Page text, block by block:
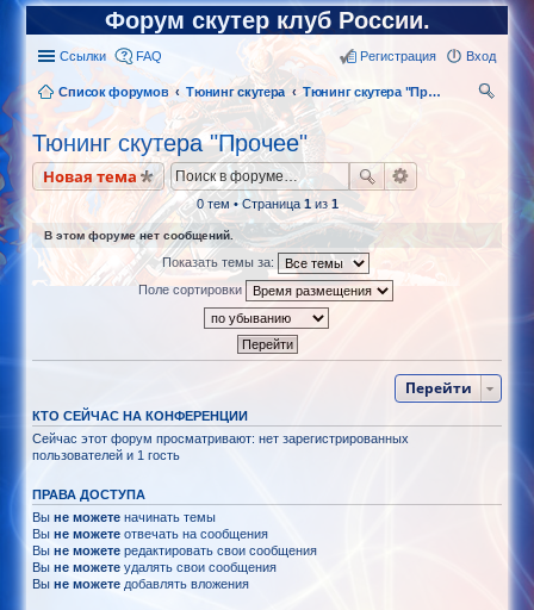
Форум скутер клуб России.
Ссылки FAQ Вход
Регистрация
Список форумов Тюнинг скутера
Тюнинг скутера "Прочее"
Тюнинг скутера "Прочее"
Новая тема
0 тем • Страница 1из 1
В этом форуме нет сообщений.
Показать темы за:
Поле сортировки
Перейти
КТО СЕЙЧАС НА КОНФЕРЕНЦИИ
Сейчас этот форум просматривают: нет зарегистрированных
пользователей и 1 гость
ПРАВА ДОСТУПА
Выне можете начинать темы
Выне можете отвечать на сообщения
Выне можете редактировать свои сообщения
Выне можете удалять свои сообщения
Выне можете добавлять вложения